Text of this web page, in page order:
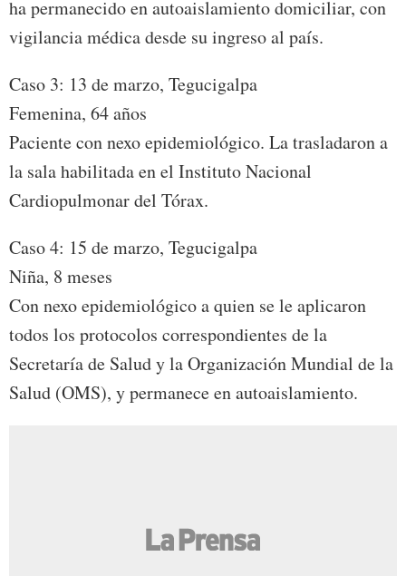
ha permanecido en autoaislamiento domiciliar, con
vigilancia médica desde su ingreso al país.
Caso 3: 13 de marzo, Tegucigalpa
Femenina, 64 años
Paciente con nexo epidemiológico. La trasladaron a
la sala habilitada en el Instituto Nacional
Cardiopulmonar del Tórax.
Caso 4: 15 de marzo, Tegucigalpa
Niña, 8 meses
Con nexo epidemiológico a quien se le aplicaron
todos los protocolos correspondientes de la
Secretaría de Salud y la Organización Mundial de la
Salud (OMS), y permanece en autoaislamiento.